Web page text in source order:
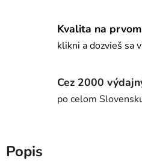
Kvalita na
klikni a dozvieš sa
Cez 2000
po celom
Popis